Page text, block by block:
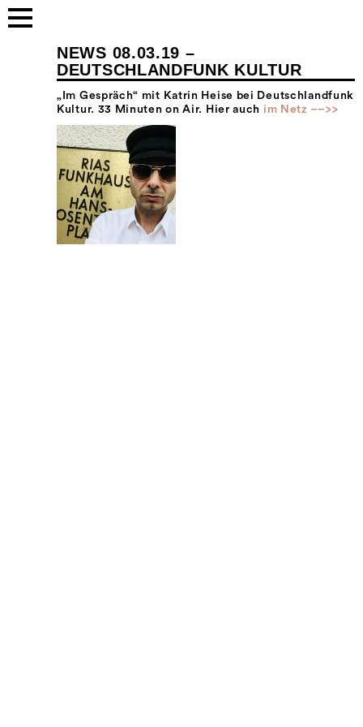
NEWS 08.03.19 –
DEUTSCHLANDFUNK KULTUR
„Im Gespräch“ mit Katrin Heise bei Deutschlandfunk
Kultur. 33 Minuten on Air. Hier auch im Netz ––>>